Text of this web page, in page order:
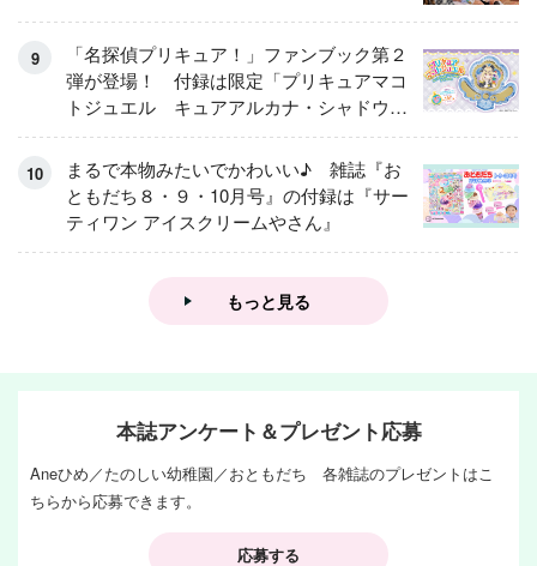
「名探偵プリキュア！」ファンブック第２
弾が登場！ 付録は限定「プリキュアマコ
トジュエル キュアアルカナ・シャドウ
アイスver.」 キュアエクレールを大特
集！
まるで本物みたいでかわいい♪ 雑誌『お
ともだち８・９・10月号』の付録は『サー
ティワン アイスクリームやさん』
もっと見る
本誌アンケート＆プレゼント応募
Aneひめ／たのしい幼稚園／おともだち 各雑誌のプレゼントはこ
ちらから応募できます。
応募する